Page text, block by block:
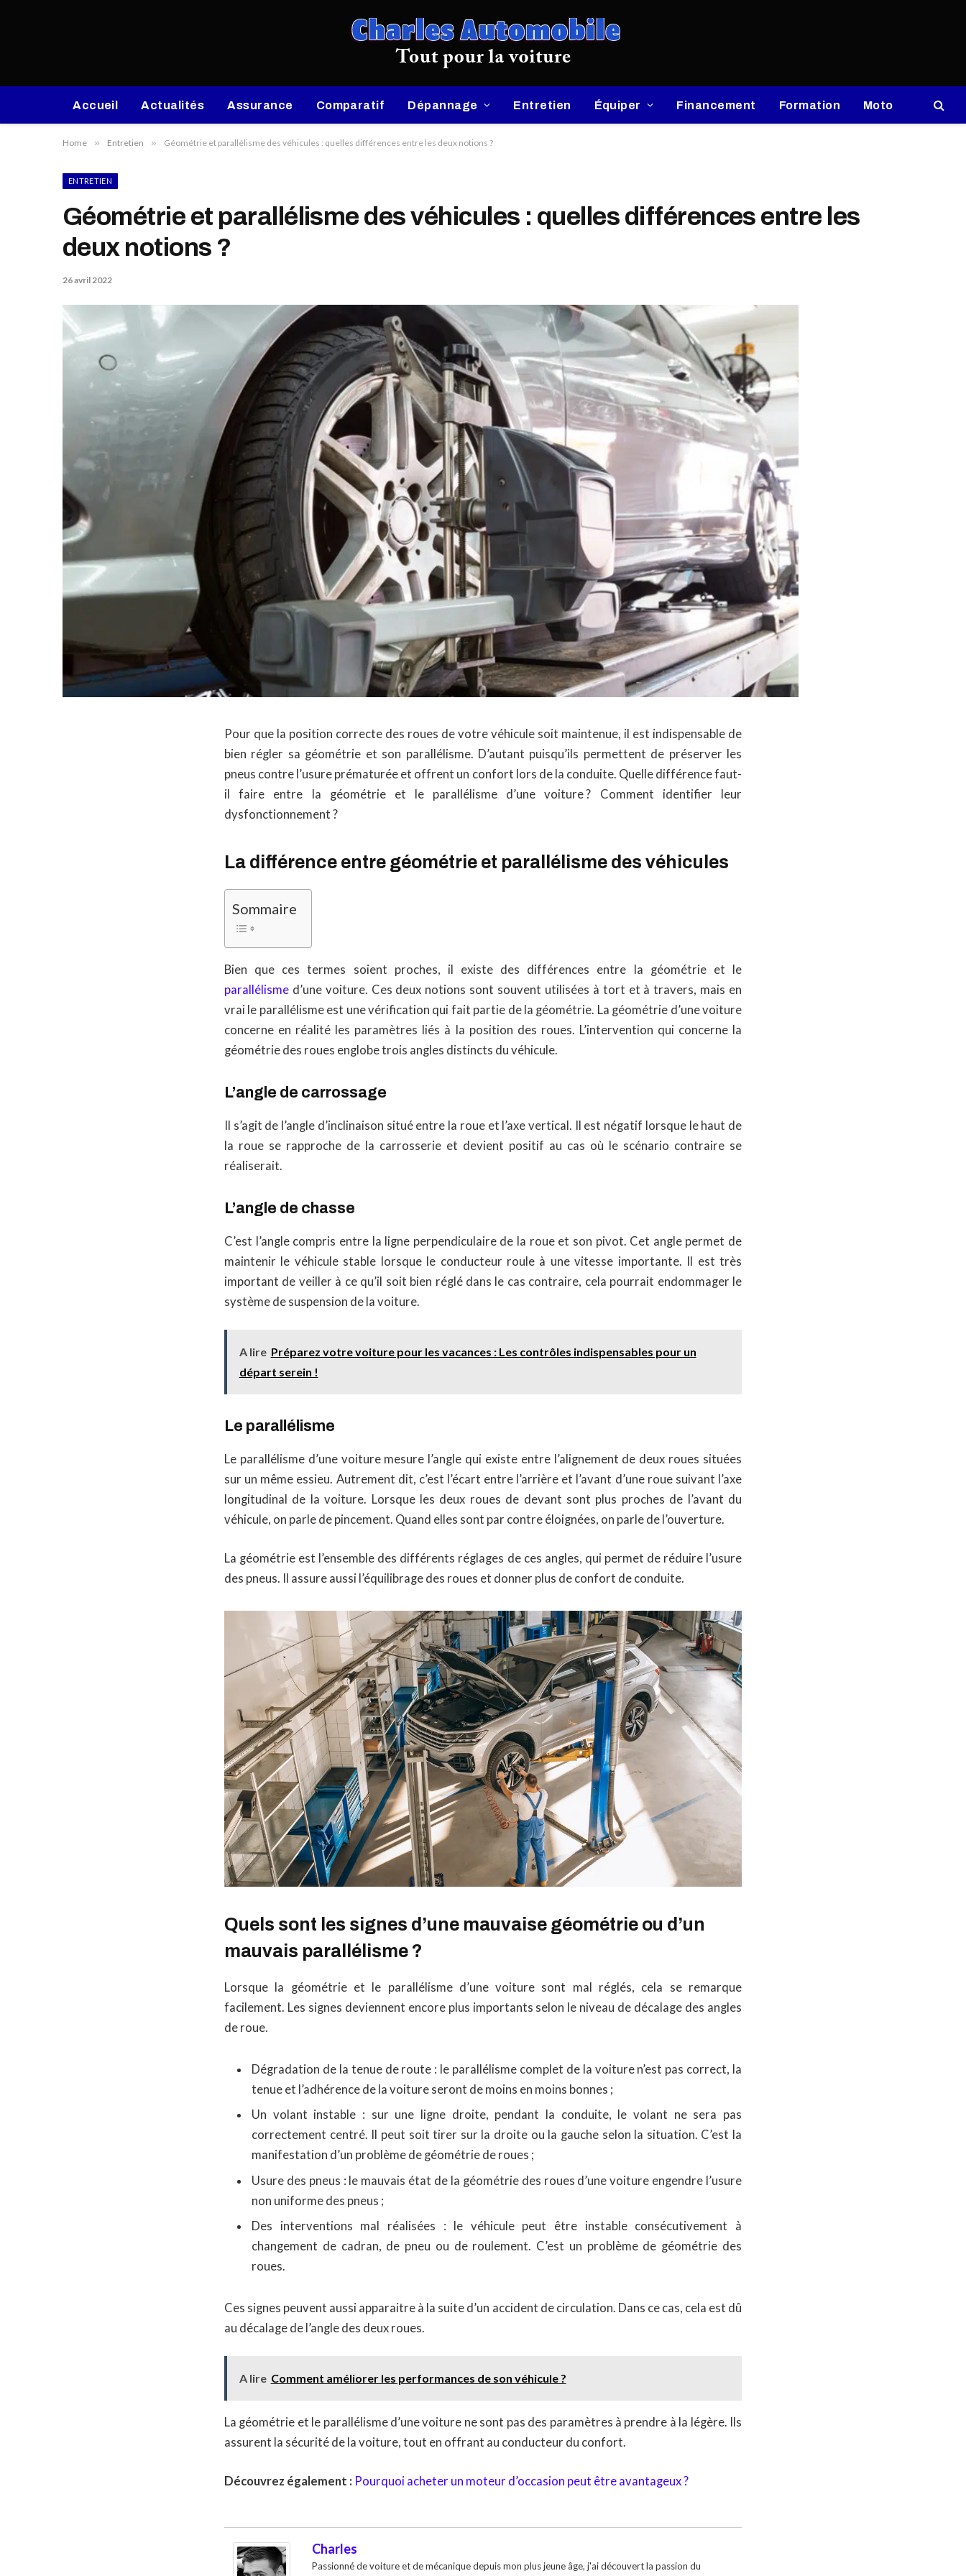
Accueil Actualités Assurance Comparatif Dépannage Entretien Équiper Financement Formation Moto
Home » Entretien » Géométrie et parallélisme des véhicules : quelles différences entre les deux notions ?
ENTRETIEN
Géométrie et parallélisme des véhicules : quelles différences entre les
deux notions ?
26 avril 2022
Pour que la position correcte des roues de votre véhicule soit maintenue, il est indispensable de
bien régler sa géométrie et son parallélisme. D’autant puisqu’ils permettent de préserver les
pneus contre l’usure prématurée et offrent un confort lors de la conduite. Quelle différence faut-
il faire entre la géométrie et le parallélisme d’une voiture ? Comment identifier leur
dysfonctionnement ?
La différence entre géométrie et parallélisme des véhicules
Sommaire
Bien que ces termes soient proches, il existe des différences entre la géométrie et le
parallélisme d’une voiture. Ces deux notions sont souvent utilisées à tort et à travers, mais en
vrai le parallélisme est une vérification qui fait partie de la géométrie. La géométrie d’une voiture
concerne en réalité les paramètres liés à la position des roues. L’intervention qui concerne la
géométrie des roues englobe trois angles distincts du véhicule.
L’angle de carrossage
Il s’agit de l’angle d’inclinaison situé entre la roue et l’axe vertical. Il est négatif lorsque le haut de
la roue se rapproche de la carrosserie et devient positif au cas où le scénario contraire se
réaliserait.
L’angle de chasse
C’est l’angle compris entre la ligne perpendiculaire de la roue et son pivot. Cet angle permet de
maintenir le véhicule stable lorsque le conducteur roule à une vitesse importante. Il est très
important de veiller à ce qu’il soit bien réglé dans le cas contraire, cela pourrait endommager le
système de suspension de la voiture.
A lire Préparez votre voiture pour les vacances : Les contrôles indispensables pour un
départ serein !
Le parallélisme
Le parallélisme d’une voiture mesure l’angle qui existe entre l’alignement de deux roues situées
sur un même essieu. Autrement dit, c’est l’écart entre l’arrière et l’avant d’une roue suivant l’axe
longitudinal de la voiture. Lorsque les deux roues de devant sont plus proches de l’avant du
véhicule, on parle de pincement. Quand elles sont par contre éloignées, on parle de l’ouverture.
La géométrie est l’ensemble des différents réglages de ces angles, qui permet de réduire l’usure
des pneus. Il assure aussi l’équilibrage des roues et donner plus de confort de conduite.
Quels sont les signes d’une mauvaise géométrie ou d’un
mauvais parallélisme ?
Lorsque la géométrie et le parallélisme d’une voiture sont mal réglés, cela se remarque
facilement. Les signes deviennent encore plus importants selon le niveau de décalage des angles
de roue.
Dégradation de la tenue de route : le parallélisme complet de la voiture n’est pas correct, la
tenue et l’adhérence de la voiture seront de moins en moins bonnes ;
Un volant instable : sur une ligne droite, pendant la conduite, le volant ne sera pas
correctement centré. Il peut soit tirer sur la droite ou la gauche selon la situation. C’est la
manifestation d’un problème de géométrie de roues ;
Usure des pneus : le mauvais état de la géométrie des roues d’une voiture engendre l’usure
non uniforme des pneus ;
Des interventions mal réalisées : le véhicule peut être instable consécutivement à
changement de cadran, de pneu ou de roulement. C’est un problème de géométrie des
roues.
Ces signes peuvent aussi apparaitre à la suite d’un accident de circulation. Dans ce cas, cela est dû
au décalage de l’angle des deux roues.
A lire Comment améliorer les performances de son véhicule ?
La géométrie et le parallélisme d’une voiture ne sont pas des paramètres à prendre à la légère. Ils
assurent la sécurité de la voiture, tout en offrant au conducteur du confort.
Découvrez également : Pourquoi acheter un moteur d’occasion peut être avantageux ?
Charles
Passionné de voiture et de mécanique depuis mon plus jeune âge, j'ai découvert la passion du